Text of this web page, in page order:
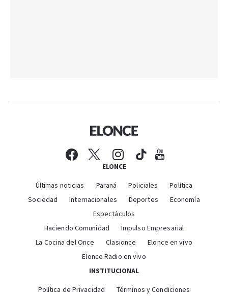
ELONCE
Últimas noticias Paraná Policiales
Política
Sociedad
Internacionales Deportes
Economía
Espectáculos
Haciendo Comunidad
Impulso Empresarial
La Cocina del Once
Clasionce
Elonce en vivo
Elonce Radio en vivo
INSTITUCIONAL
Política de Privacidad Términos y Condiciones